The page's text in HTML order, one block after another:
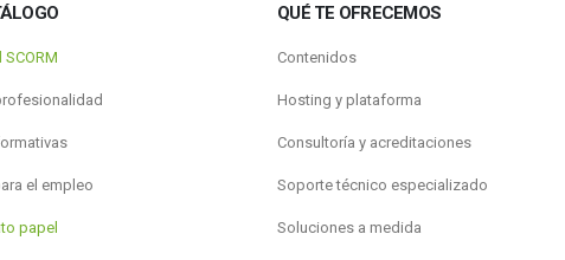
el empleo
papel
QUÉ TE OFRECEMOS
Contenidos
Hosting y plataforma
Consultoría y acreditaciones
Soporte técnico especializado
Soluciones a medida